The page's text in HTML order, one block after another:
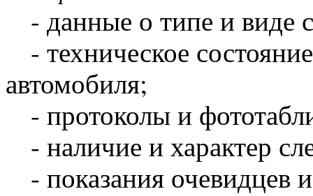
- данные о типе и виде
- техническое
автомобиля;
- протоколы и
- наличие и характер
- показания очевидцев